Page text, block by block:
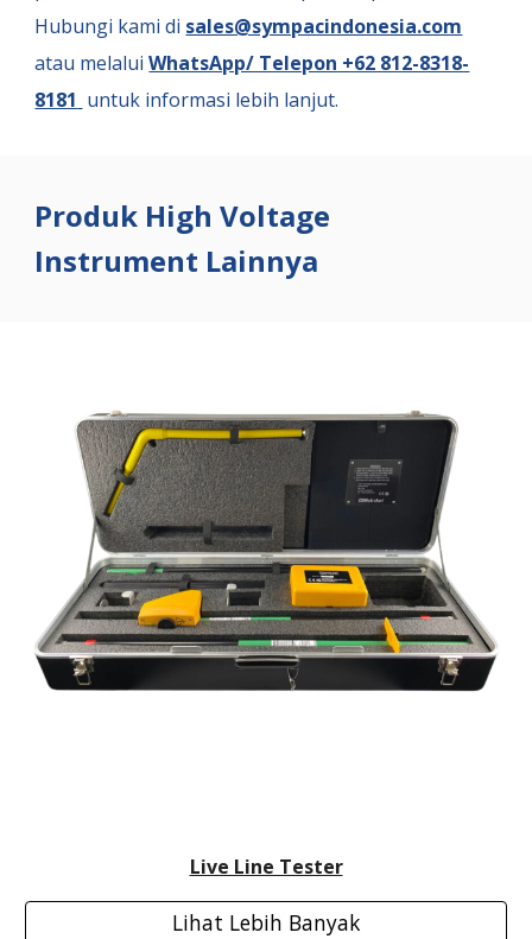
Hubungi kami di sales@sympacindonesia.com
atau melalui WhatsApp/ Telepon +62 812-8318-
8181 untuk informasi lebih lanjut.
Produk High Voltage
Instrument Lainnya
Live Line Tester
Lihat Lebih Banyak